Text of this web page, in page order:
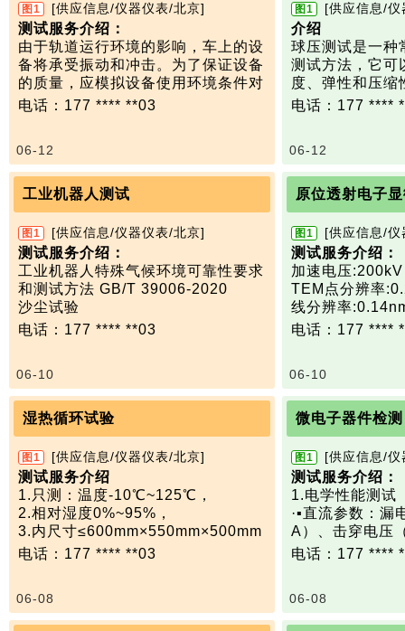
图1 [供应信息/仪器仪表/北京]
测试服务介绍：
由于轨道运行环境的影响，车上的设
备将承受振动和冲击。为了保证设备
的质量，应模拟设备使用环境条件对
其进行一段时间的试验。 本标准规
项目说明：
只测尺寸600mmX 600mm以内产品
频率范围:5-4000Hz
推力:6KN(600kg)
最大加速度:980m/s2
最大位移:51mmp-p
最大荷载:200kg。
版本/标准号： GBT 21563-2018
标准名称：轨道交通 机车车辆设备
冲击和振动试验
电话：177 **** **03
06-12
图1 [供应信息/
介绍
球压测试是一种
测试方法，它可
度、弹性和压缩
测试服务介绍：
2.测量精度：
度)
3. 保压时间：
版本/标准号：
IEC 60695-10-
10-2:2014
电话：177 ****
06-12
工业机器人测试
图1 [供应信息/仪器仪表/北京]
测试服务介绍：
工业机器人特殊气候环境可靠性要求
和测试方法 GB/T 39006-2020
沙尘试验
只测：容积≤1400mm*1200mm*12
电话：177 **** **03
06-10
原位透射电子
图1 [供应信息/
测试服务介绍：
加速电压:200kV
TEM点分辨率
线分辨率
信息分辨率
Super-XEDS能
率:136 eV。
电话：177 ****
06-10
湿热循环试验
图1 [供应信息/仪器仪表/北京]
测试服务介绍
1.只测：温度-10℃~125℃，
2.相对湿度0%~95%，
3.内尺寸≤600mm×550mm×500mm
电话：177 **** **03
06-08
微电子器件检测
图1 [供应信息/
测试服务介绍：
1.电学性能测试
·▪‌直流参数‌：漏
A）、击穿电压
电阻（0.1mΩ-
间、S参数、噪
2.可靠性测试
电话：177 ****
06-08